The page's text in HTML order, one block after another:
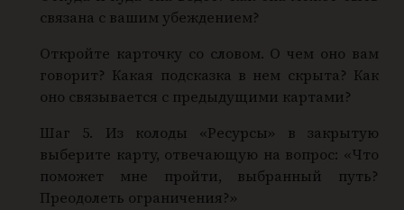
связана с вашим убеждением?
Откройте карточку со словом. О чем оно вам
говорит? Какая подсказка в нем скрыта? Как
оно связывается с предыдущими картами?
Шаг 5. Из колоды «Ресурсы» в закрытую
выберите карту, отвечающую на вопрос: «Что
поможет мне пройти, выбранный путь?
Преодолеть ограничения?»